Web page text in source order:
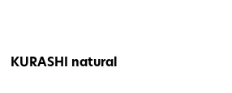
KURASHI natural